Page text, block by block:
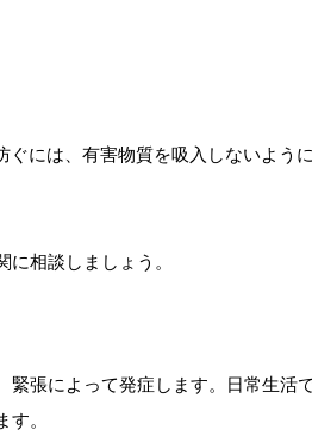
には、有害物質を吸入しないよう
相談しましょう。
張によって発症します。日常生活
。